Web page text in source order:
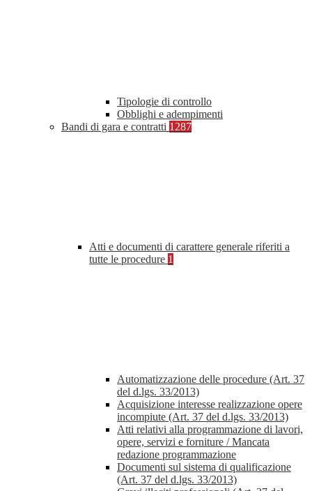
Tipologie di controllo
Obblighi e adempimenti
Bandi di gara e contratti 1287
Atti e documenti di carattere generale riferiti a
tutte le procedure 1
Automatizzazione delle procedure (Art. 37
del d.lgs. 33/2013)
Acquisizione interesse realizzazione opere
incompiute (Art. 37 del d.lgs. 33/2013)
Atti relativi alla programmazione di lavori,
opere, servizi e forniture / Mancata
redazione programmazione
Documenti sul sistema di qualificazione
(Art. 37 del d.lgs. 33/2013)